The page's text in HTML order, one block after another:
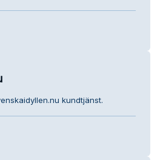
kundtjänst.